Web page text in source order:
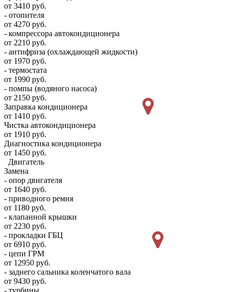
от 3410 руб.
- отопителя
от 4270 руб.
- компрессора автокондиционера
от 2210 руб.
- антифриза (охлаждающей жидкости)
от 1970 руб.
- термостата
от 1990 руб.
- помпы (водяного насоса)
от 2150 руб.
Заправка кондиционера
от 1410 руб.
Чистка автокондиционера
от 1910 руб.
Диагностика кондиционера
от 1450 руб.
Двигатель
Замена
- опор двигателя
от 1640 руб.
- приводного ремня
от 1180 руб.
- клапанной крышки
от 2230 руб.
- прокладки ГБЦ
от 6910 руб.
- цепи ГРМ
от 12950 руб.
- заднего сальника коленчатого вала
от 9430 руб.
- турбины